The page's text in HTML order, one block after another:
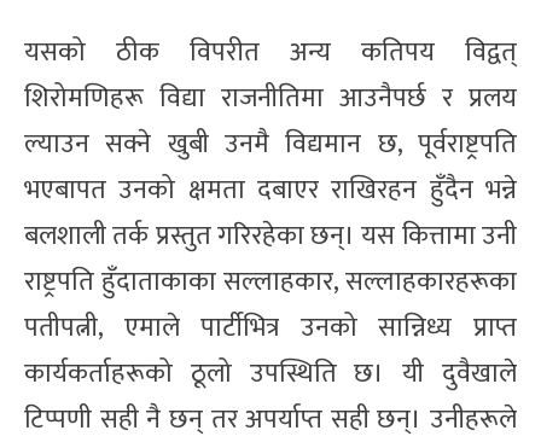
यसको ठीक विपरीत अन्य कतिपय विद्वत्
शिरोमणिहरू विद्या राजनीतिमा आउनैपर्छ र प्रलय
ल्याउन सक्ने खुबी उनमै विद्यमान छ, पूर्वराष्ट्रपति
भएबापत उनको क्षमता दबाएर राखिरहन हुँदैन भन्ने
बलशाली तर्क प्रस्तुत गरिरहेका छन्। यस कित्तामा उनी
राष्ट्रपति हुँदाताकाका सल्लाहकार, सल्लाहकारहरूका
पतीपत्नी, एमाले पार्टीभित्र उनको सान्निध्य प्राप्त
कार्यकर्ताहरूको ठूलो उपस्थिति छ। यी दुवैखाले
टिप्पणी सही नै छन् तर अपर्याप्त सही छन्। उनीहरूले